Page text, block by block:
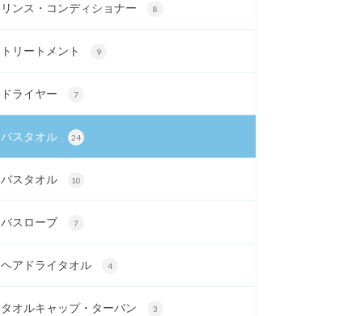
リンス・コンディショナー 8
トリートメント 9
ドライヤー 7
バスタオル 24
バスタオル 10
バスローブ 7
ヘアドライタオル 4
タオルキャップ・ターバン 3